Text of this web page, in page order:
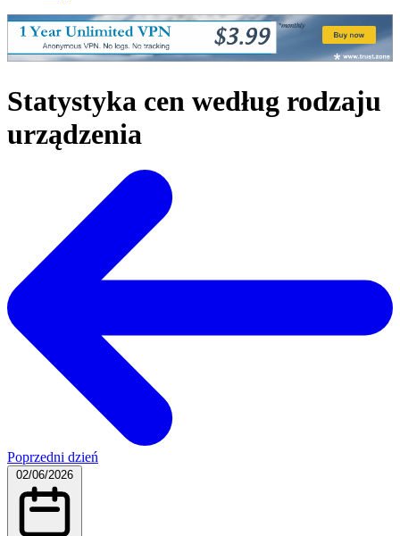
Statystyka cen według rodzaju
urządzenia
Poprzedni dzień
02/06/2026